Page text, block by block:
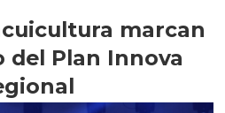
marcan
del Plan Innova